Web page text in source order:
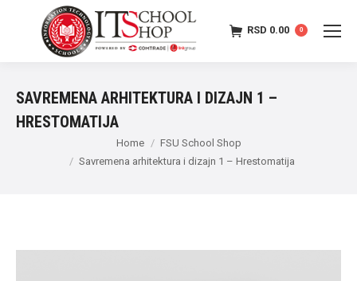
RSD 0.00 0
SAVREMENA ARHITEKTURA I DIZAJN 1 –
HRESTOMATIJA
Home
FSU School Shop
Savremena arhitektura i dizajn 1 – Hrestomatija